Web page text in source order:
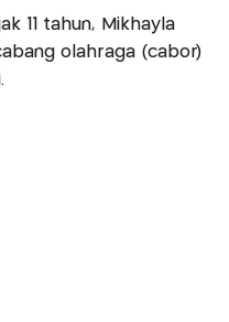
11 tahun, Mikhayla
olahraga (cabor)